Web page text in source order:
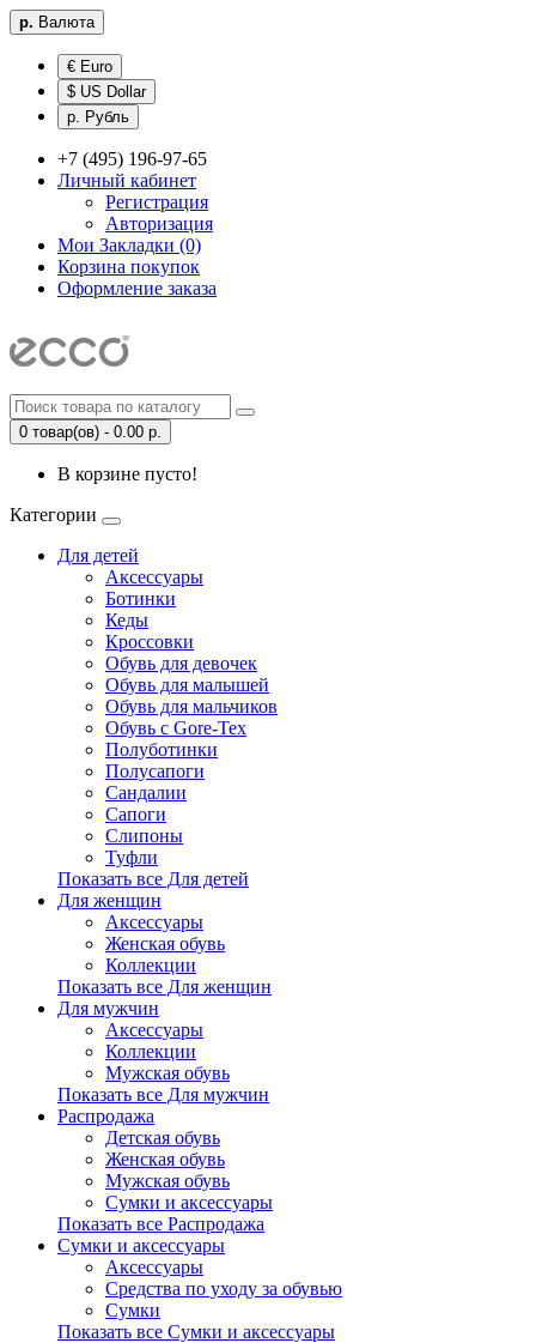
р. Валюта
€ Euro
$ US Dollar
р. Рубль
+7 (495) 196-97-65
Личный кабинет
Регистрация
Авторизация
Мои Закладки (0)
Корзина покупок
Оформление заказа
0 товар(ов) - 0.00 р.
В корзине пусто!
Категории
Для детей
Аксессуары
Ботинки
Кеды
Кроссовки
Обувь для девочек
Обувь для малышей
Обувь для мальчиков
Обувь с Gore-Tex
Полуботинки
Полусапоги
Сандалии
Сапоги
Слипоны
Туфли
Показать все Для детей
Для женщин
Аксессуары
Женская обувь
Коллекции
Показать все Для женщин
Для мужчин
Аксессуары
Коллекции
Мужская обувь
Показать все Для мужчин
Распродажа
Детская обувь
Женская обувь
Мужская обувь
Сумки и аксессуары
Показать все Распродажа
Сумки и аксессуары
Аксессуары
Средства по уходу за обувью
Сумки
Показать все Сумки и аксессуары